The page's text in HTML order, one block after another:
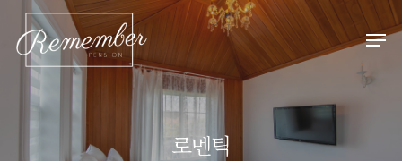
Hit enter to search or ESC to close
로멘틱